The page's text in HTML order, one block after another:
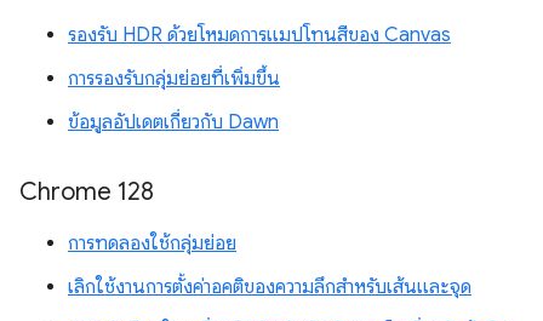
รองรับ HDR ด้วยโหมดการแมปโทนสีของ Canvas
การรองรับกลุ่มย่อยที่เพิ่มขึ้น
ข้อมูลอัปเดตเกี่ยวกับ Dawn
Chrome 128
การทดลองใช้กลุ่มย่อย
เลิกใช้งานการตั้งค่าอคติของความลึกสำหรับเส้นและจุด